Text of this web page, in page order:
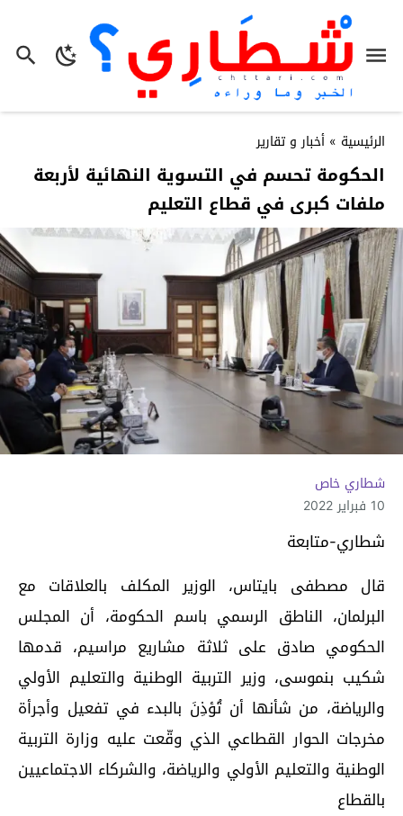
الرئيسية » أخبار و تقارير
الحكومة تحسم في التسوية النهائية لأربعة
ملفات كبرى في قطاع التعليم
شطاري خاص
10 فبراير 2022
شطاري-متابعة
قال مصطفى بايتاس، الوزير المكلف بالعلاقات مع
البرلمان، الناطق الرسمي باسم الحكومة، أن المجلس
الحكومي صادق على ثلاثة مشاريع مراسيم، قدمها
شكيب بنموسى، وزير التربية الوطنية والتعليم الأولي
والرياضة، من شأنها أن تُؤذِنَ بالبدء في تفعيل وأجرأة
مخرجات الحوار القطاعي الذي وقّعت عليه وزارة التربية
الوطنية والتعليم الأولي والرياضة، والشركاء الاجتماعيين
بالقطاع